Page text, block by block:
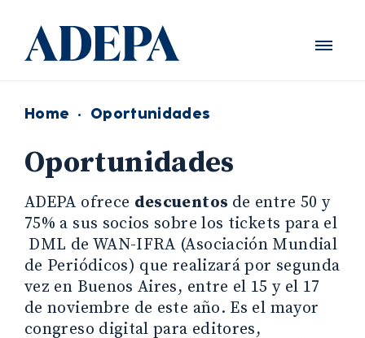
Home · Oportunidades
Oportunidades
ADEPA ofrece descuentos de entre 50 y
75% a sus socios sobre los tickets para el
DML de WAN-IFRA (Asociación Mundial
de Periódicos) que realizará por segunda
vez en Buenos Aires, entre el 15 y el 17
de noviembre de este año. Es el mayor
congreso digital para editores,